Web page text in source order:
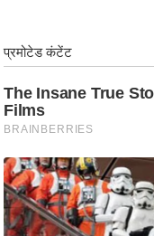
बॉ
ली
वु
ड
ली
वु
ड